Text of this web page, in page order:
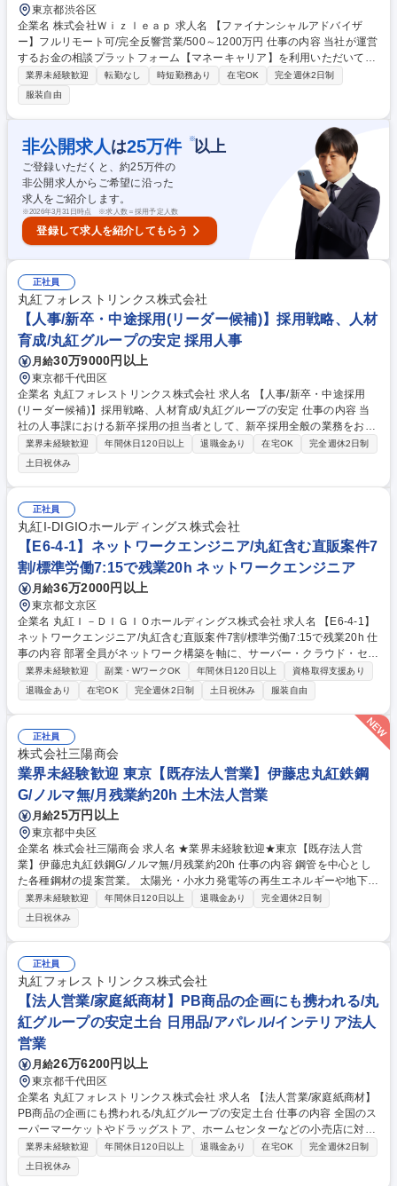
東京都渋谷区
企業名 株式会社Ｗｉｚｌｅａｐ 求人名 【ファイナンシャルアドバイザ
ー】フルリモート可/完全反響営業/500～1200万円 仕事の内容 当社が運営
するお金の相談プラットフォーム【マネーキャリア】を利用いただいてい
るお客様（ユーザー）向けに、金融商品（保険・投資信託・株式・債券な
ど）と運用方法の提案をお任せします。 【業務詳細】■お客様の初回ヒア
リング（60分）■提案面談（90～120分、一人のお客様に対して平均3～4
回）※平均週15～25件・月60～100件の面談数をご対応いただきます。■
チームミーティング【マネーキャリアとは】人生100年時代のお金の不安
を解消する、お金の相談プラットフォームです。ユーザーは当社のファイ
ナンシャルアドバイザーに対して、資産形成やライフプラン、保険の見直
しなどの相談を行います。 募集職種 【ファイナンシャルアドバイザー】
フルリモート可/完全反響営業/500～1200万円
業界未経験歓迎 転勤なし 時短勤務あり 在宅OK
完全週休2日制
服装自由
非公開求人 は25万件 ※以上
ご登録いただくと、約25万件の
非公開求人からご希望に沿った
求人をご紹介します。
※2026年3月31日時点 ※求人数＝採用予定人数
登録して求人を紹介してもらう
正社員
丸紅フォレストリンクス株式会社
【人事/新卒・中途採用(リーダー候補)】採用戦略、人材
育成/丸紅グループの安定 採用人事
月給30万9000円以上
東京都千代田区
企業名 丸紅フォレストリンクス株式会社 求人名 【人事/新卒・中途採用
(リーダー候補)】採用戦略、人材育成/丸紅グループの安定 仕事の内容 当
社の人事課における新卒採用の担当者として、新卒採用全般の業務をお任
せします。新卒・中途採用合わせて毎年1０名程度の採用に向けて、採用
戦略の立案・企画から行っていただきます。 また人材育成についても携わ
って頂くことを想定しています。 【詳細】■採用戦略の企画立案・実行 ■
会社説明会の実施、説明会資料の作成、大学訪問 ■採用面接の準備等（採
用面接は課長以上の役職員で実施しています） 【採用背景】本社からの商
流変更に伴う採用人数の増加や、開発ビジネスに取り組める人材の育成に
向け提案いただきながら裁量もって活躍可能です。 募集職種 【人事/新
卒・中途採用(リーダー候補)】採用戦略、人材育成/丸紅グループの安定
業界未経験歓迎 年間休日120日以上 退職金あり 在宅OK
完全週休2日制
土日祝休み
正社員
丸紅I-DIGIOホールディングス株式会社
【E6-4-1】ネットワークエンジニア/丸紅含む直販案件7
割/標準労働7:15で残業20h ネットワークエンジニア
月給36万2000円以上
東京都文京区
企業名 丸紅Ｉ－ＤＩＧＩＯホールディングス株式会社 求人名 【E6-4-1】
ネットワークエンジニア/丸紅含む直販案件7割/標準労働7:15で残業20h 仕
事の内容 部署全員がネットワーク構築を軸に、サーバー・クラウド・セキ
ュリティ領域のいずれかインフラ技術を持つ「π型人材」を目指します。
要件定義から基本設計、詳細設計、構築までのデリバリーを担当いただき
ます。 【具体的には】IP-VPN、LAN・WANを主として、ネットワーク全
体の要件定義から基本設計、詳細設計、構築をお任せいたします。π型人
材育成方針により、ネットワーク専門性を軸にサーバー・クラウド・セキ
ュリティ領域まで技術の幅を広げていただきます。【働き方】休日作業や
夜間作業は平均月1日程度。夜間シフトはありません。代休取得やフレッ
クス制度によって柔軟に調整いただくことが可能です。 募集職種 【E6-4-
1】ネットワークエンジニア/丸紅含む直販案件7割/標準労働7:15で残業20
h
業界未経験歓迎 副業・WワークOK 年間休日120日以上
資格取得支援あり
退職金あり
在宅OK 完全週休2日制 土日祝休み 服装自由
正社員
株式会社三陽商会
業界未経験歓迎 東京【既存法人営業】伊藤忠丸紅鉄鋼
G/ノルマ無/月残業約20h 土木法人営業
月給25万円以上
東京都中央区
企業名 株式会社三陽商会 求人名 ★業界未経験歓迎★東京【既存法人営
業】伊藤忠丸紅鉄鋼G/ノルマ無/月残業約20h 仕事の内容 鋼管を中心とし
た各種鋼材の提案営業。 太陽光・小水力発電等の再生エネルギーや地下
水・温泉のさく井設備など、社会インフラを支えるお客様へ、用途や設備
に合わせた最適な鋼材を提案する仕事です。 ・既存顧客との関係維持・深
耕を中心に、担当エリアの売上拡大や新たな取引機会の創出にも主体的に
取り組んでいただきます。 ・入社後は、事業や商材、顧客理解を深めるた
め、先輩社員との営業同行を通じて既存取引先を引き継いでいただきま
す。徐々に担当顧客を持ちながら営業として早期の自立を目指し、将来的
には当社の次世代を担う営業の中心メンバーとして活躍いただくことを期
待しています。 募集職種 ★業界未経験歓迎★東京【既存法人営業】伊藤
忠丸紅鉄鋼G/ノルマ無/月残業約20h
業界未経験歓迎 年間休日120日以上 退職金あり
完全週休2日制
土日祝休み
正社員
丸紅フォレストリンクス株式会社
【法人営業/家庭紙商材】PB商品の企画にも携われる/丸
紅グループの安定土台 日用品/アパレル/インテリア法人
営業
月給26万6200円以上
東京都千代田区
企業名 丸紅フォレストリンクス株式会社 求人名 【法人営業/家庭紙商材】
PB商品の企画にも携われる/丸紅グループの安定土台 仕事の内容 全国のス
ーパーマーケットやドラッグストア、ホームセンターなどの小売店に対し
て、当社で企画した家庭紙のPB商品（ティッシュペーパー/除菌ウエット
ティッシュ等）の営業（新規・既存両方）をお任せします。 【詳細】■業
績拡大を目的に小売店の本部に向けて新規開拓・アプローチ等をお任せし
業界未経験歓迎 年間休日120日以上 退職金あり 在宅OK
完全週休2日制
土日祝休み